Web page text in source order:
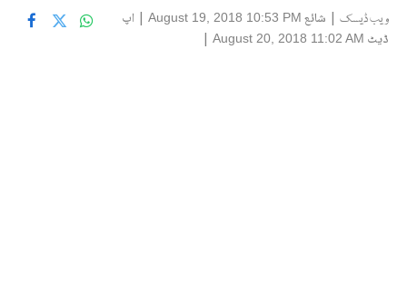
ویب ڈیسک | شائع August 19, 2018 10:53 PM
| اپ
ڈیٹ August 20, 2018 11:02 AM
|